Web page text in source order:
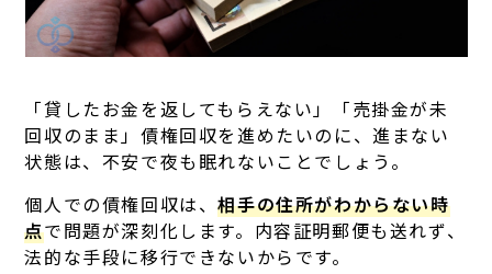
「貸したお金を返してもらえない」「売掛金が未
回収のまま」債権回収を進めたいのに、進まない
状態は、不安で夜も眠れないことでしょう。
個人での債権回収は、相手の住所がわからない時
点で問題が深刻化します。内容証明郵便も送れず、
法的な手段に移行できないからです。